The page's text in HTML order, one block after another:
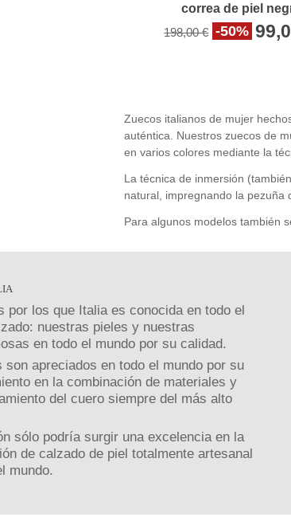
correa de piel
198,00 € -50%
Zuecos italianos de mujer
auténtica. Nuestros zuecos de
en varios colores mediante la
La técnica de inmersión
natural, impregnando la pezuña
Para algunos modelos también
por los que Italia es conocida en todo el
nuestras pieles y nuestras
en todo el mundo por su calidad.
son apreciados en todo el mundo por su
en la combinación de materiales y
del cuero siempre del más alto
sólo podría surgir una excelencia en la
de calzado de piel totalmente artesanal
mundo.